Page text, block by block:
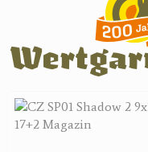
Kleinkalibergewehre
Repetiererbüchse
Luftdruckwaffen
Pistolen
Revolver